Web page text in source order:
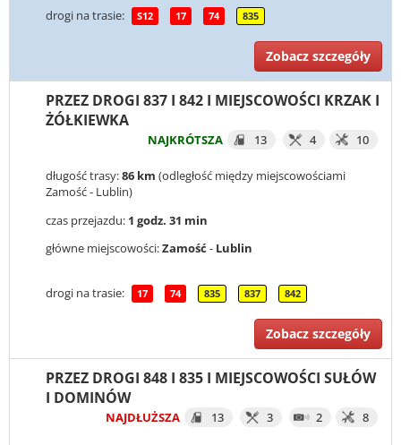
drogi na trasie: S12 17 74 835
Zobacz szczegóły
PRZEZ DROGI 837 I 842 I MIEJSCOWOŚCI KRZAK I
ŻÓŁKIEWKA
NAJKRÓTSZA 13 4 10
długość trasy:86 km (odległość między miejscowościami
Zamość - Lublin)
czas przejazdu: 1 godz. 31 min
główne miejscowości:Zamość - Lublin
drogi na trasie: 17 74 835 837 842
Zobacz szczegóły
PRZEZ DROGI 848 I 835 I MIEJSCOWOŚCI SUŁÓW
I DOMINÓW
NAJDŁUŻSZA 13 3 2 8